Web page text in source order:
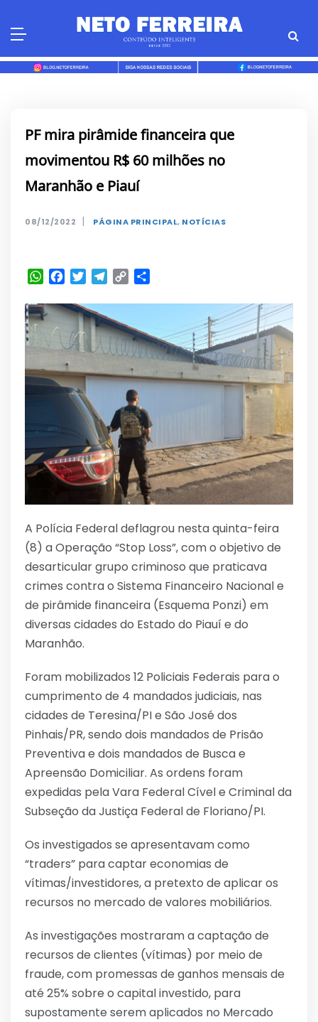
PF mira pirâmide financeira que
movimentou R$ 60 milhões no
Maranhão e Piauí
08/12/2022 | PÁGINA PRINCIPAL, NOTÍCIAS
WhatsApp
Facebook
TwitterTelegram
Copy
A Polícia Federal deflagrou nesta quinta-feira
(8) a Operação “Stop Loss”, com o objetivo de
desarticular grupo criminoso que praticava
crimes contra o Sistema Financeiro Nacional e
de pirâmide financeira (Esquema Ponzi) em
diversas cidades do Estado do Piauí e do
Maranhão.
Foram mobilizados 12 Policiais Federais para o
cumprimento de 4 mandados judiciais, nas
cidades de Teresina/PI e São José dos
Pinhais/PR, sendo dois mandados de Prisão
Preventiva e dois mandados de Busca e
Apreensão Domiciliar. As ordens foram
expedidas pela Vara Federal Cível e Criminal da
Subseção da Justiça Federal de Floriano/PI.
Os investigados se apresentavam como
“traders” para captar economias de
vítimas/investidores, a pretexto de aplicar os
recursos no mercado de valores mobiliários.
As investigações mostraram a captação de
recursos de clientes (vítimas) por meio de
fraude, com promessas de ganhos mensais de
até 25% sobre o capital investido, para
supostamente serem aplicados no Mercado